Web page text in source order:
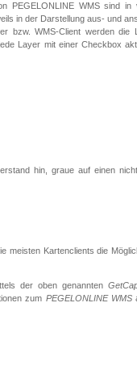
PEGELONLINE WMS sind in
in der Darstellung aus- und
bzw. WMS-Client werden die
Layer mit einer Checkbox
hin, graue auf einen
meisten Kartenclients die
der oben genannten
zum PEGELONLINE WMS